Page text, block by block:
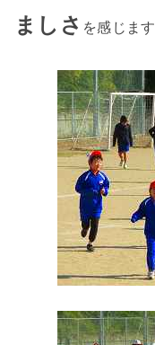
ましさ を感じます